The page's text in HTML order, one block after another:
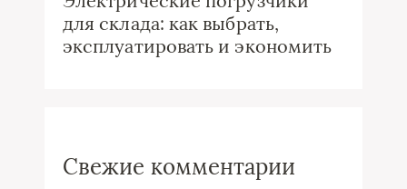
для склада: как выбрать,
эксплуатировать и экономить
Свежие комментарии